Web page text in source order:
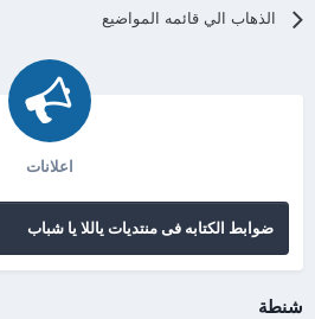
الذهاب الي قائمه المواضيع
اعلانات
ضوابط الكتابه فى منتديات ياللا يا شباب
شنطة